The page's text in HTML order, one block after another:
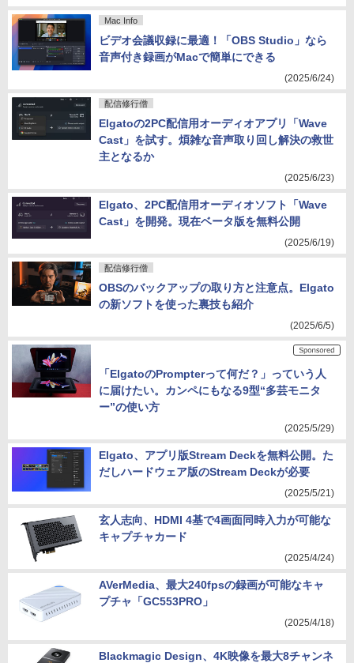
Mac Info
ビデオ会議収録に最適！「OBS Studio」なら
音声付き録画がMacで簡単にできる
(2025/6/24)
配信修行僧
Elgatoの2PC配信用オーディオアプリ「Wave
Cast」を試す。煩雑な音声取り回し解決の救世
主となるか
(2025/6/23)
Elgato、2PC配信用オーディオソフト「Wave
Cast」を開発。現在ベータ版を無料公開
(2025/6/19)
配信修行僧
OBSのバックアップの取り方と注意点。Elgato
の新ソフトを使った裏技も紹介
(2025/6/5)
「ElgatoのPrompterって何だ？」っていう人
に届けたい。カンペにもなる9型“多芸モニタ
ー”の使い方
(2025/5/29)
Elgato、アプリ版Stream Deckを無料公開。た
だしハードウェア版のStream Deckが必要
(2025/5/21)
玄人志向、HDMI 4基で4画面同時入力が可能な
キャプチャカード
(2025/4/24)
AVerMedia、最大240fpsの録画が可能なキャ
プチャ「GC553PRO」
(2025/4/18)
Blackmagic Design、4K映像を最大8チャンネ